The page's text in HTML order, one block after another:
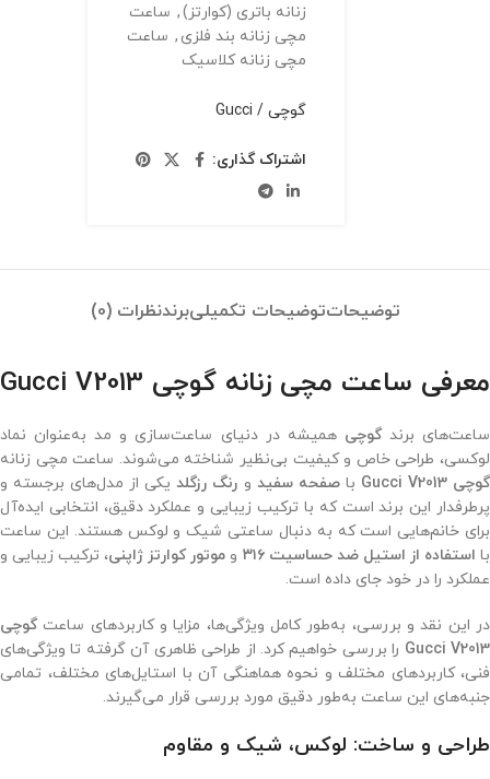
زنانه باتری (کوارتز), ساعت
مچی زنانه بند فلزی , ساعت
مچی زنانه کلاسیک
گوچی / Gucci
اشتراک گذاری:
توضیحاتتوضیحات تکمیلیبرندنظرات (0)
معرفی ساعت مچی زنانه گوچی Gucci V2013
ساعت‌های برندگوچی همیشه در دنیای ساعت‌سازی و مد به‌عنوان نماد
لوکسی، طراحی خاص و کیفیت بی‌نظیر شناخته می‌شوند. ساعت مچی زنانه
گوچی Gucci V2013
باصفحه سفید و رنگ رزگلد یکی از مدل‌های برجسته و
پرطرفدار این برند است که با ترکیب زیبایی و عملکرد دقیق، انتخابی ایده‌آل
برای خانم‌هایی است که به دنبال ساعتی شیک و لوکس هستند. این ساعت
با استفاده از استیل ضد حساسیت ۳۱۶ و موتور کوارتز ژاپنی، ترکیب زیبایی و
عملکرد را در خود جای داده است.
در این نقد و بررسی، به‌طور کامل ویژگی‌ها، مزایا و کاربردهای ساعتگوچی
Gucci V2013 را بررسی خواهیم کرد. از طراحی ظاهری آن گرفته تا ویژگی‌های
فنی، کاربردهای مختلف و نحوه هماهنگی آن با استایل‌های مختلف، تمامی
جنبه‌های این ساعت به‌طور دقیق مورد بررسی قرار می‌گیرند.
طراحی و ساخت: لوکس، شیک و مقاوم